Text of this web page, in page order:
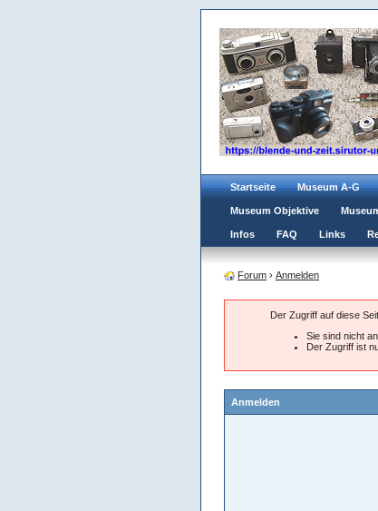
Startseite Museum A-G
Museum Objektive
Infos FAQ Links
Forum › Anmelden
Der Zugriff auf diese
Sie sind nicht
Der Zugriff ist
Anmelden